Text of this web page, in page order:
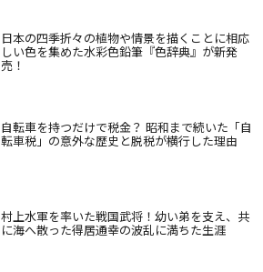
日本の四季折々の植物や情景を描くことに相応
しい色を集めた水彩色鉛筆『色辞典』が新発
売！
自転車を持つだけで税金？ 昭和まで続いた「自
転車税」の意外な歴史と脱税が横行した理由
村上水軍を率いた戦国武将！幼い弟を支え、共
に海へ散った得居通幸の波乱に満ちた生涯